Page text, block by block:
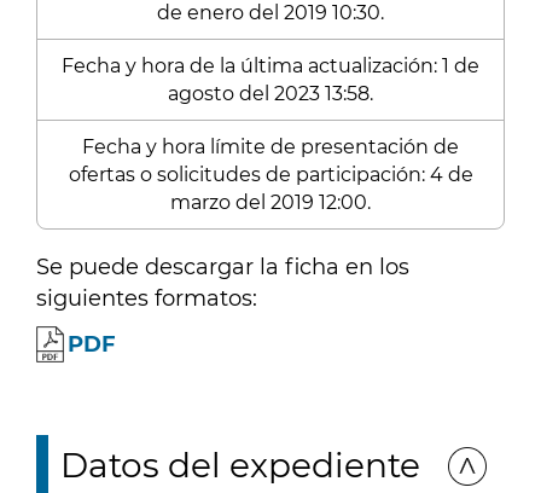
de enero del 2019 10:30.
Fecha y hora de la última actualización: 1 de
agosto del 2023 13:58.
Fecha y hora límite de presentación de
ofertas o solicitudes de participación: 4 de
marzo del 2019 12:00.
Se puede descargar la ficha en los
siguientes formatos:
PDF
Datos del expediente